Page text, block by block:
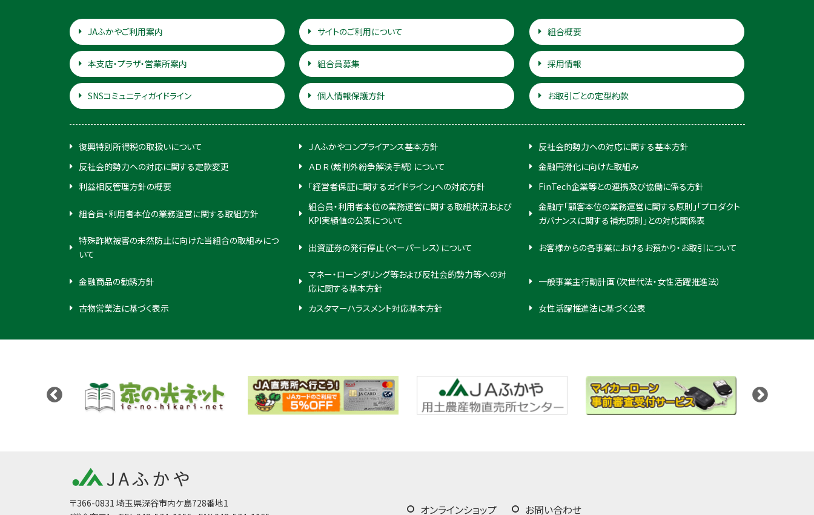
JAふかやご利用案内 サイトのご利用について 組合概要
本支店・プラザ・営業所案内 組合員募集 採用情報
SNSコミュニティガイドライン 個人情報保護方針 お取引ごとの定型約款
復興特別所得税の取扱いについて ＪＡふかやコンプライアンス基本方針
反社会的勢力への対応に関する基本方針
反社会的勢力への対応に関する定款変更
ＡＤＲ（裁判外紛争解決手続）について
金融円滑化に向けた取組み
利益相反管理方針の概要
「経営者保証に関するガイドライン」への対応方針 FinTech企業等との連携及び協働に係る方針
組合員・利用者本位の業務運営に関する取組方針
組合員・利用者本位の業務運営に関する取組状況および
KPI実績値の公表について
金融庁「顧客本位の業務運営に関する原則」「プロダクト
ガバナンスに関する補充原則」との対応関係表
特殊詐欺被害の未然防止に向けた当組合の取組みにつ
いて
出資証券の発行停止（ペーパーレス）について お客様からの各事業におけるお預かり・お取引について
金融商品の勧誘方針
マネー・ローンダリング等および反社会的勢力等への対
応に関する基本方針
一般事業主行動計画（次世代法・女性活躍推進法）
古物営業法に基づく表示 カスタマーハラスメント対応基本方針 女性活躍推進法に基づく公表
〒366-0831 埼玉県深谷市内ケ島728番地1
オンラインショップ お問い合わせ